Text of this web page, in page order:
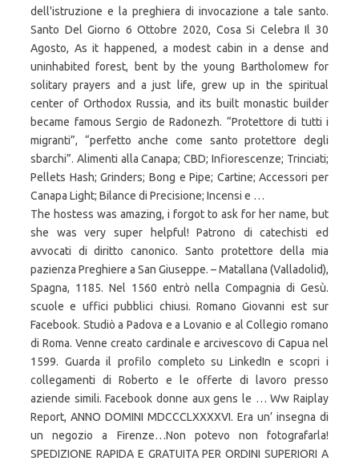
dell'istruzione e la preghiera di invocazione a tale santo.
Santo Del Giorno 6 Ottobre 2020, Cosa Si Celebra Il 30
Agosto, As it happened, a modest cabin in a dense and
uninhabited forest, bent by the young Bartholomew for
solitary prayers and a just life, grew up in the spiritual
center of Orthodox Russia, and its built monastic builder
became famous Sergio de Radonezh. “Protettore di tutti i
migranti”, “perfetto anche come santo protettore degli
sbarchi”. Alimenti alla Canapa; CBD; Infiorescenze; Trinciati;
Pellets Hash; Grinders; Bong e Pipe; Cartine; Accessori per
Canapa Light; Bilance di Precisione; Incensi e …
The hostess was amazing, i forgot to ask for her name, but
she was very super helpful! Patrono di catechisti ed
avvocati di diritto canonico. Santo protettore della mia
pazienza Preghiere a San Giuseppe. – Matallana (Valladolid),
Spagna, 1185. Nel 1560 entrò nella Compagnia di Gesù.
scuole e uffici pubblici chiusi. Romano Giovanni est sur
Facebook. Studiò a Padova e a Lovanio e al Collegio romano
di Roma. Venne creato cardinale e arcivescovo di Capua nel
1599. Guarda il profilo completo su LinkedIn e scopri i
collegamenti di Roberto e le offerte di lavoro presso
aziende simili. Facebook donne aux gens le … Ww Raiplay
Report, ANNO DOMINI MDCCCLXXXXVI. Era un’ insegna di
un negozio a Firenze…Non potevo non fotografarla!
SPEDIZIONE RAPIDA E GRATUITA PER ORDINI SUPERIORI A